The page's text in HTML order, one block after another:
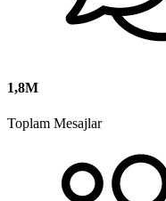
1,8M
Toplam Mesajlar